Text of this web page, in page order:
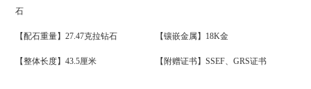
石
【配石重量】27.47克拉钻石 【镶嵌金属】18K金
【整体长度】43.5厘米 【附赠证书】SSEF、GRS证书